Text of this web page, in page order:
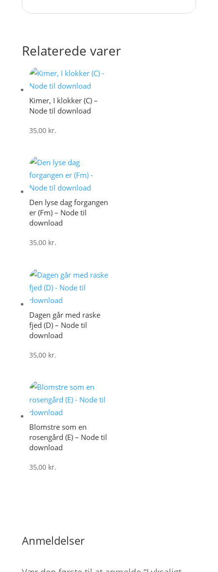
Relaterede varer
Kimer, I klokker (C) –
Node til download
35,00 kr.
Den lyse dag forgangen
er (Fm) – Node til
download
35,00 kr.
Dagen går med raske
fjed (D) – Node til
download
35,00 kr.
Blomstre som en
rosengård (E) – Node til
download
35,00 kr.
Anmeldelser